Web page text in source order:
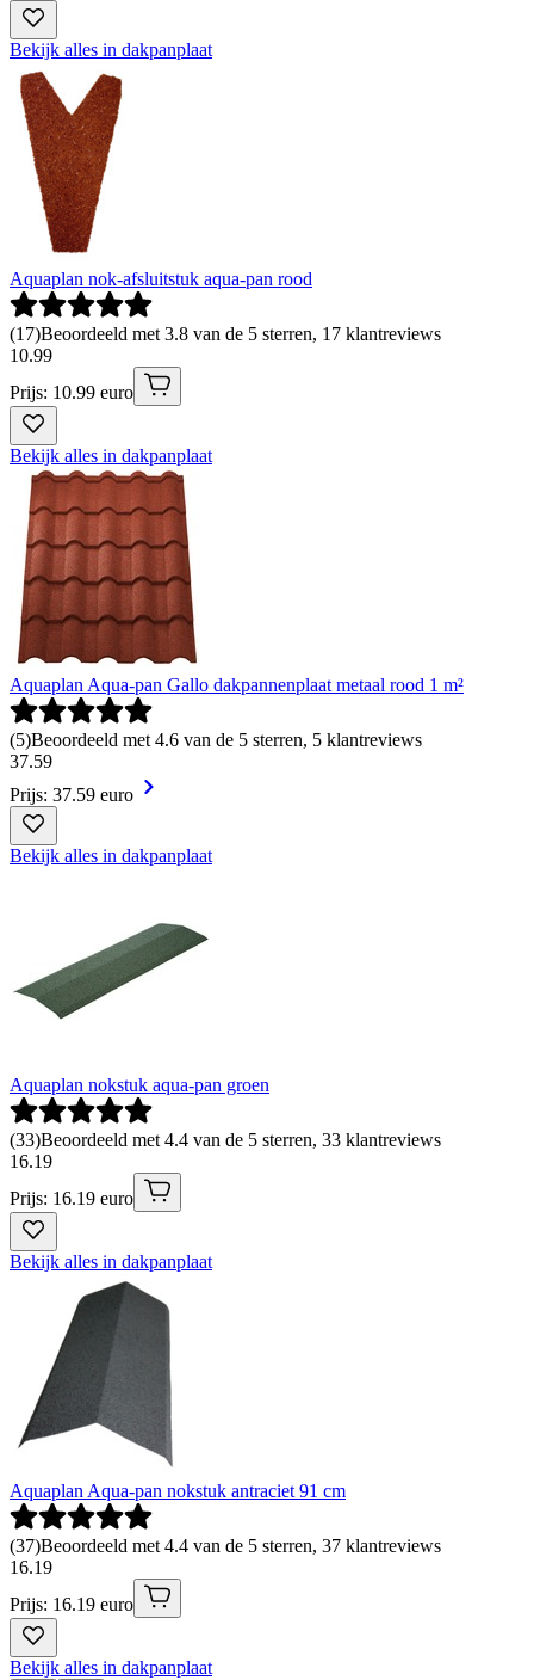
Bekijk alles in dakpanplaat
Aquaplan nok-afsluitstuk aqua-pan rood
(17)Beoordeeld met 3.8 van de 5 sterren, 17 klantreviews
10.99
Prijs: 10.99 euro
Bekijk alles in dakpanplaat
Aquaplan Aqua-pan Gallo dakpannenplaat metaal rood 1 m²
(5)Beoordeeld met 4.6 van de 5 sterren, 5 klantreviews
37.59
Prijs: 37.59 euro
Bekijk alles in dakpanplaat
Aquaplan nokstuk aqua-pan groen
(33)Beoordeeld met 4.4 van de 5 sterren, 33 klantreviews
16.19
Prijs: 16.19 euro
Bekijk alles in dakpanplaat
Aquaplan Aqua-pan nokstuk antraciet 91 cm
(37)Beoordeeld met 4.4 van de 5 sterren, 37 klantreviews
16.19
Prijs: 16.19 euro
Bekijk alles in dakpanplaat